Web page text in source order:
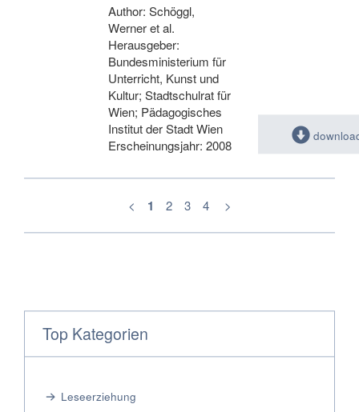
Author: Schöggl,
Werner et al.
Herausgeber:
Bundesministerium für
Unterricht, Kunst und
Kultur; Stadtschulrat für
Wien; Pädagogisches
Institut der Stadt Wien
Erscheinungsjahr: 2008
< 1 2 3 4 >
Top Kategorien
Leseerziehung